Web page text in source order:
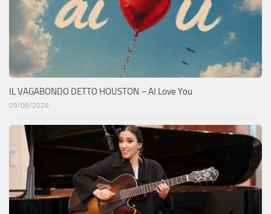
IL VAGABONDO DETTO HOUSTON – AI Love You
09/08/2026